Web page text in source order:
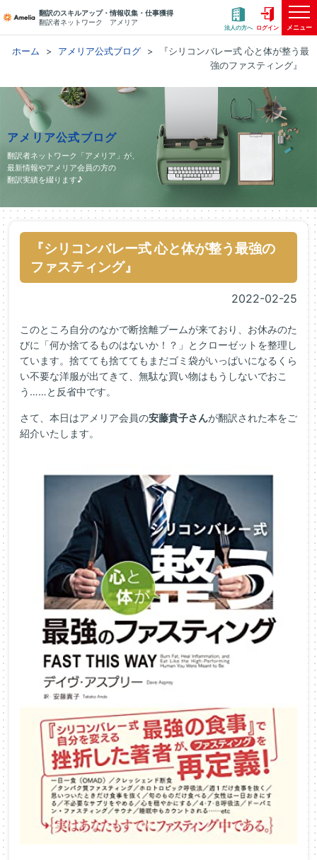
翻訳のスキルアップ・情報収集・仕事獲得
翻訳者ネットワーク アメリア
法人の方へ ログイン メニュー
ホーム アメリア公式ブログ
『シリコンバレー式 心と体が整う最
強のファスティング』
アメリア公式ブログ
翻訳者ネットワーク「アメリア」が、
最新情報やアメリア会員の方の
翻訳実績を綴ります♪
『シリコンバレー式 心と体が整う最強の
ファスティング』
2022-02-25
このところ自分のなかで断捨離ブームが来ており、お休みのた
びに「何か捨てるものはないか！？」とクローゼットを整理し
ています。捨てても捨ててもまだゴミ袋がいっぱいになるくら
い不要な洋服が出てきて、無駄な買い物はもうしないでおこ
う……と反省中です。
さて、本日はアメリア会員の安藤貴子さんが翻訳された本をご
紹介いたします。